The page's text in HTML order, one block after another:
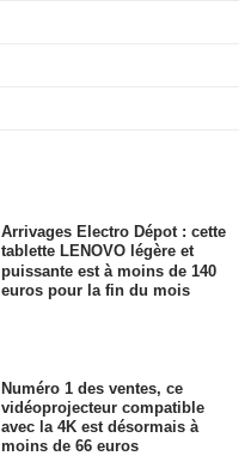
Arrivages Electro Dépot : cette
tablette LENOVO légère et
puissante est à moins de 140
euros pour la fin du mois
Numéro 1 des ventes, ce
vidéoprojecteur compatible
avec la 4K est désormais à
moins de 66 euros